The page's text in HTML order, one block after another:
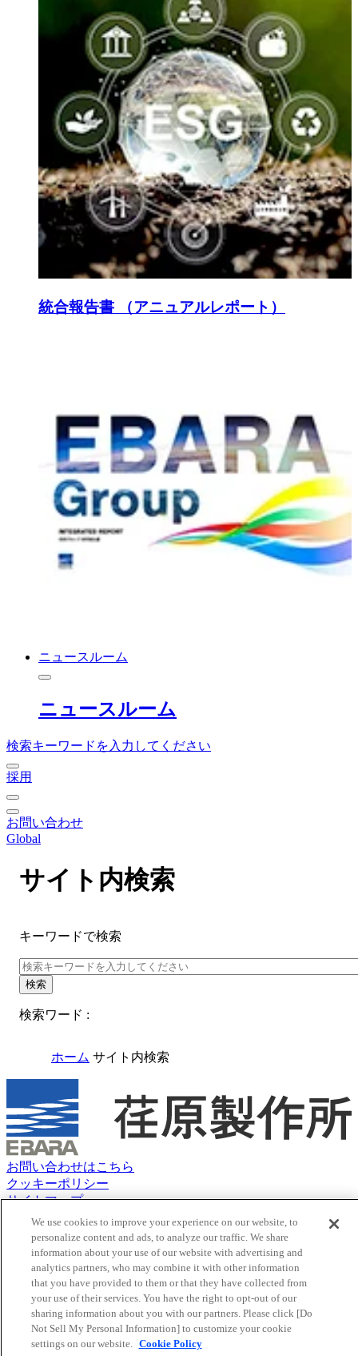
統合報告書 （アニュアルレポート）
ニュースルーム
ニュースルーム
検索キーワードを入力してください
採用
お問い合わせ
Global
サイト内検索
キーワードで検索
検索
検索ワード :
ホーム サイト内検索
お問い合わせはこちら
クッキーポリシー
サイトマップ
サイトのご利用にあたって
荏原グループ 個人情報保護方針（プライバシーポリシー）
ソーシャルメディアポリシー
ウェブアクセシビリティポリシー
Youtube 新しいタブで開く
新しいタブで開く
Facebook 新しいタブで開く
LinkedIn 新しいタブで開く
We use cookies to improve your experience on our website, to
personalize content and ads, to analyze our traffic. We share
information about your use of our website with advertising and
analytics partners, who may combine it with other information
that you have provided to them or that they have collected from
your use of their services. You have the right to opt-out of our
sharing information about you with our partners. Please click [Do
Not Sell My Personal Information] to customize your cookie
settings on our website. Cookie Policy